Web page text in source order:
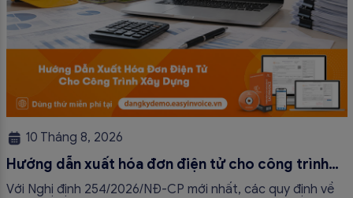
10 Tháng 8, 2026
Hướng dẫn xuất hóa đơn điện tử cho công trình
xây dựng
Với Nghị định 254/2026/NĐ-CP mới nhất, các quy định về